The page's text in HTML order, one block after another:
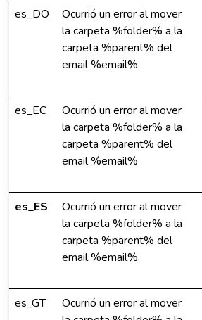
es_DO
Ocurrió un error al mover
la carpeta %folder% a la
carpeta %parent% del
email %email%
es_EC
Ocurrió un error al mover
la carpeta %folder% a la
carpeta %parent% del
email %email%
es_ES
Ocurrió un error al mover
la carpeta %folder% a la
carpeta %parent% del
email %email%
es_GT
Ocurrió un error al mover